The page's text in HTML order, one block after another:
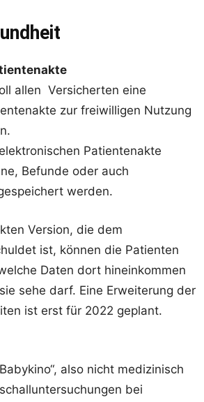
allen Versicherten eine
zur freiwilligen Nutzung
Patientenakte
Befunde oder auch
werden.
Version, die dem
ist, können die Patienten
Daten dort hineinkommen
sehe darf. Eine Erweiterung der
ist erst für 2022 geplant.
also nicht medizinisch
bei